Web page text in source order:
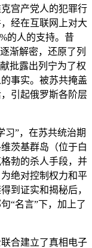
宫产党人的犯罪行
经在互联网上对大
的人的支持。昔
渐解密，还原了列
批露出列宁为了权
事实。被苏共掩盖
引起俄罗斯各阶层
习”，在苏共统治期
茨基群岛（位于白
勃的杀人手段，并
绝对控制权力和平
到证实和揭秘后，
“名言”下，加上了
合建立了真相电子